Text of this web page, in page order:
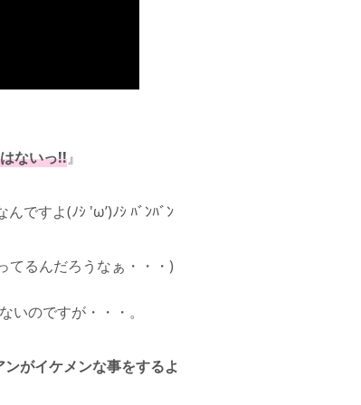
ないっ!!』
ですよ(ﾉｼ 'ω’)ﾉｼ ﾊﾞﾝﾊﾞﾝ
るんだろうなぁ・・・)
いのですが・・・。
ンがイケメンな事をするよ